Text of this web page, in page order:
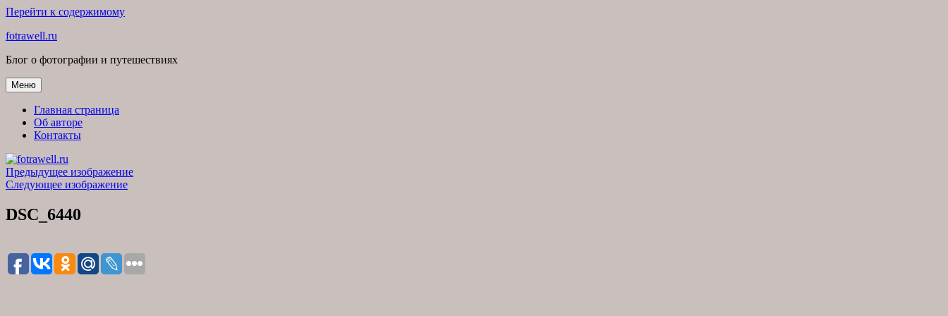
Перейти к содержимому
fotrawell.ru
Блог о фотографии и путешествиях
Меню
Главная страница
Об авторе
Контакты
Предыдущее изображение
Следующее изображение
DSC_6440